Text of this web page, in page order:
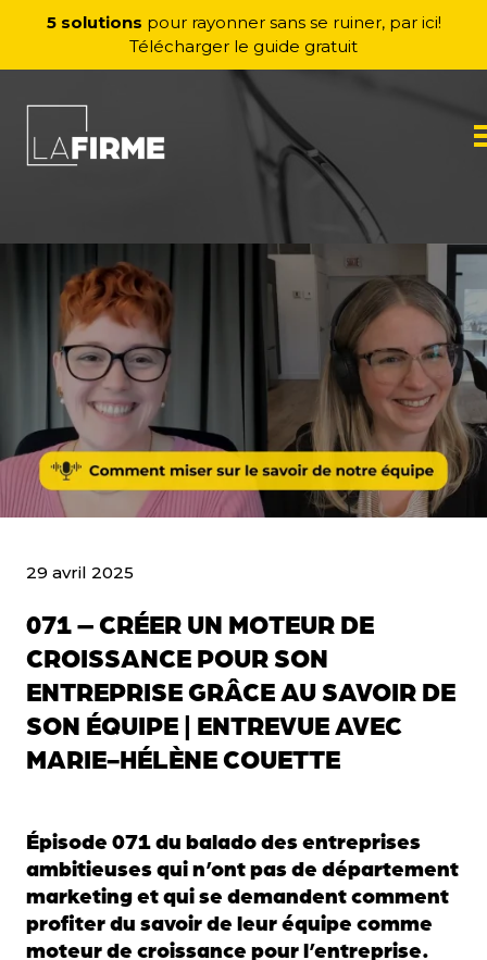
Aller au contenu
5 solutions pour rayonner sans se ruiner, par ici!
Télécharger le guide gratuit
29 avril 2025
071 – CRÉER UN MOTEUR DE
CROISSANCE POUR SON
ENTREPRISE GRÂCE AU SAVOIR DE
SON ÉQUIPE | ENTREVUE AVEC
MARIE-HÉLÈNE COUETTE
Épisode 071 du balado des entreprises
ambitieuses qui n’ont pas de département
marketing et qui se demandent comment
profiter du savoir de leur équipe comme
moteur de croissance pour l’entreprise.